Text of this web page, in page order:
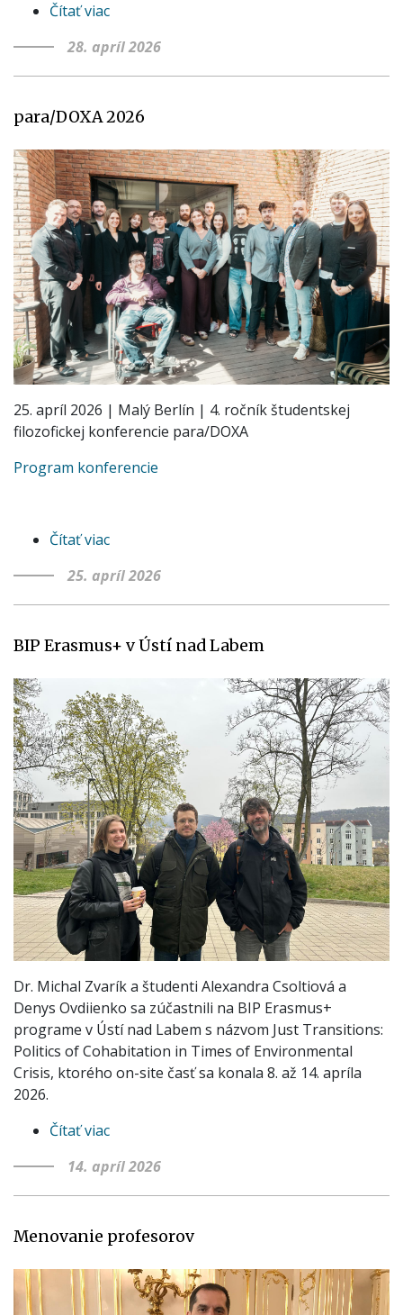
Čítať viac
Erasmus+
Kluž,
|
máj
2026
28. apríl 2026
para/DOXA 2026
25. apríl 2026 | Malý Berlín | 4. ročník študentskej
filozofickej konferencie para/DOXA
Program konferencie
Čítať viac
2026
25. apríl 2026
BIP Erasmus+ v Ústí nad Labem
Dr. Michal Zvarík a študenti Alexandra Csoltiová a
Denys Ovdiienko sa zúčastnili na BIP Erasmus+
programe v Ústí nad Labem s názvom Just Transitions:
Politics of Cohabitation in Times of Environmental
Crisis, ktorého on-site časť sa konala 8. až 14. apríla
2026.
Čítať viac
Erasmus+
v
nad
14. apríl 2026
Menovanie profesorov